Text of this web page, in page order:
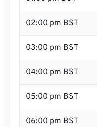
02:00 pm BST
03:00 pm BST
04:00 pm BST
05:00 pm BST
06:00 pm BST